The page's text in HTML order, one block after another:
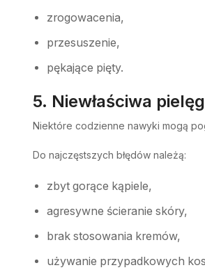
zrogowacenia,
przesuszenie,
pękające pięty.
5. Niewłaściwa
Niektóre codzienne nawyki mogą
Do najczęstszych błędów należą:
zbyt gorące kąpiele,
agresywne ścieranie skóry,
brak stosowania kremów,
używanie przypadkowych